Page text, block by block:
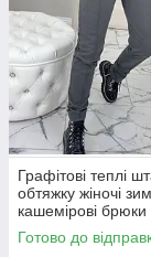
Графітові теплі
обтяжку жіночі
кашемірові брюки
високою посадкою
розміру
Готово до